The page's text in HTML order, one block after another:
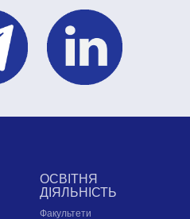
ОСВІТНЯ
ДІЯЛЬНІСТЬ
Факультети